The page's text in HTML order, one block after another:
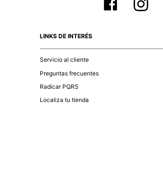
LINKS DE INTERÉS
Servicio al cliente
Preguntas frecuentes
Radicar PQRS
Localiza tu tienda